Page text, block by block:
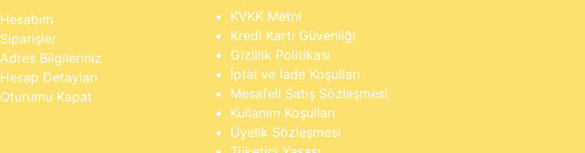
Hesabım
Siparişler
Adres Bilgileriniz
Hesap Detayları
Oturumu Kapat
KVKK Metni
Kredi Kartı Güvenliği
Gizlilik Politikası
İptal ve İade Koşulları
Mesafeli Satış Sözleşmesi
Kullanım Koşulları
Üyelik Sözleşmesi